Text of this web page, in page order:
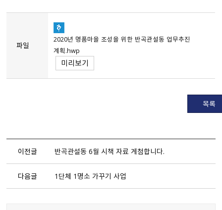
파일
2020년 명품마을 조성을 위한 반곡관설동 업무추진
계획.hwp
미리보기
목록
이전글 반곡관설동 6월 시책 자료 게첨합니다.
다음글 1단체 1명소 가꾸기 사업